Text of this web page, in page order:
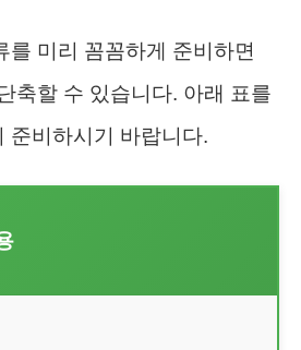
를 미리 꼼꼼하게 준비하면
축할 수 있습니다. 아래 표를
준비하시기 바랍니다.